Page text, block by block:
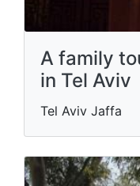
A family
in Tel Aviv
Tel Aviv Jaffa